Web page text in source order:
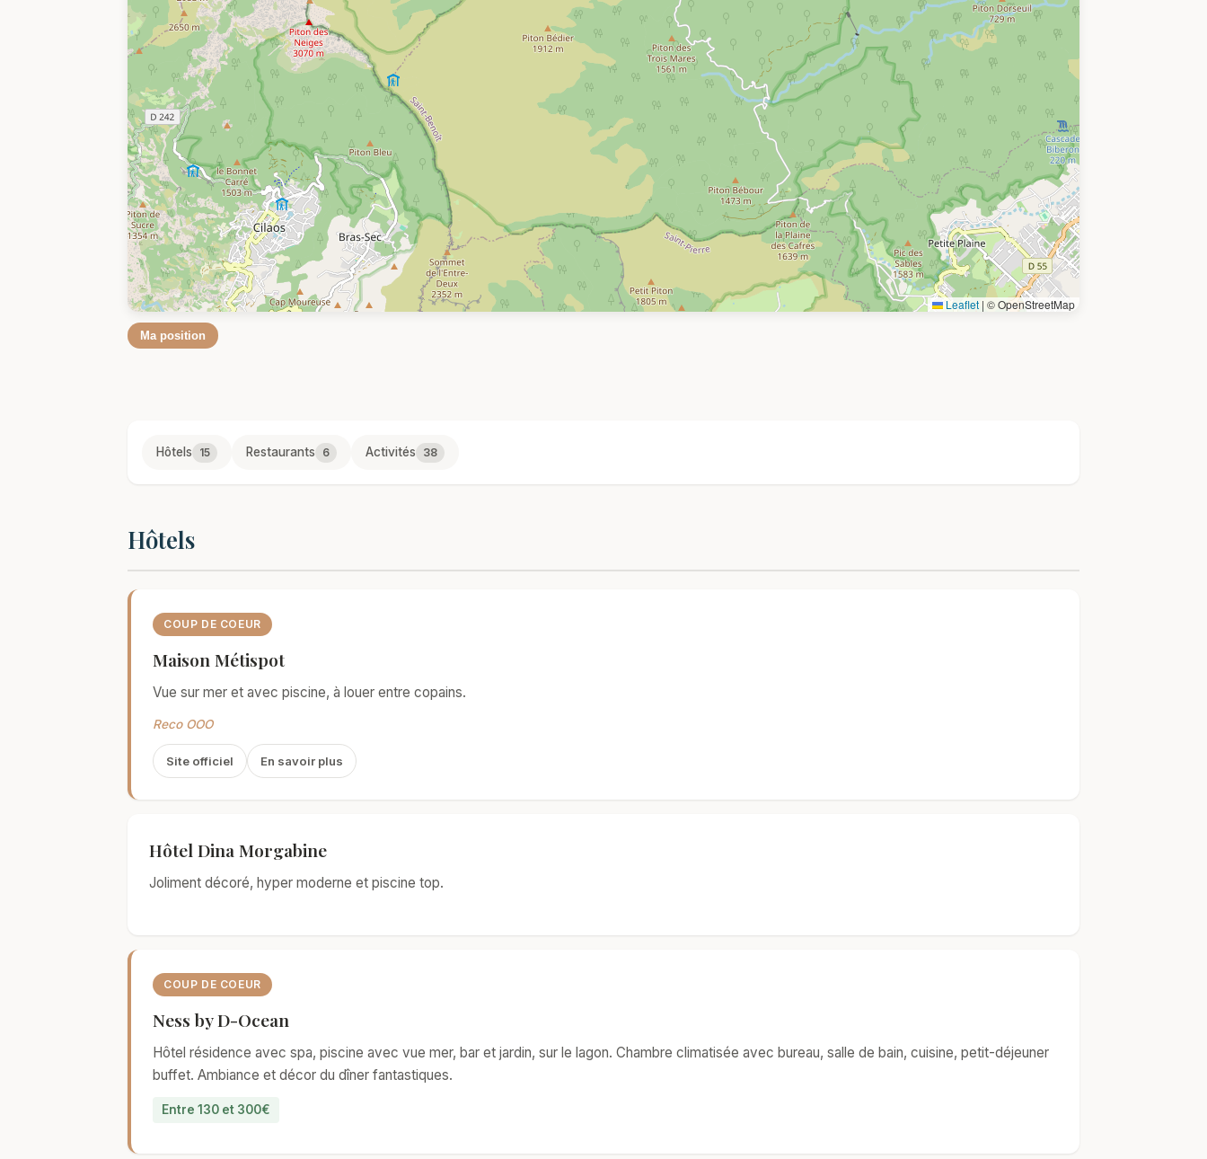
Leaflet | © OpenStreetMap
Ma position
Hôtels 15 Restaurants 6 Activités 38
Hôtels
COUP DE COEUR
Maison Métispot
Vue sur mer et avec piscine, à louer entre copains.
Reco OOO
Site officiel En savoir plus
Hôtel Dina Morgabine
Joliment décoré, hyper moderne et piscine top.
COUP DE COEUR
Ness by D-Ocean
Hôtel résidence avec spa, piscine avec vue mer, bar et jardin, sur le lagon. Chambre climatisée avec bureau, salle de bain, cuisine, petit-déjeuner
buffet. Ambiance et décor du dîner fantastiques.
Entre 130 et 300€